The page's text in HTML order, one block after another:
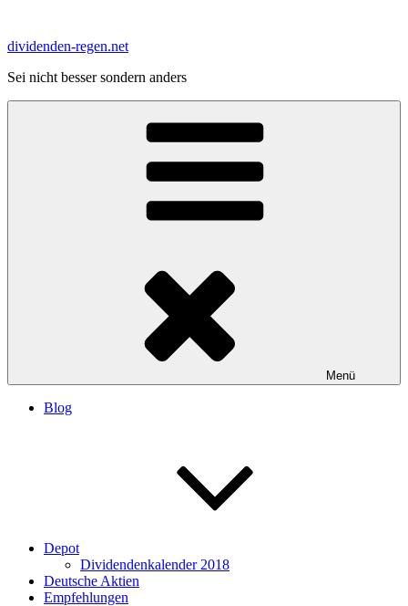
springen
dividenden-regen.net
Sei nicht besser sondern anders
Menü
Blog
Depot
Dividendenkalender 2018
Deutsche Aktien
Empfehlungen